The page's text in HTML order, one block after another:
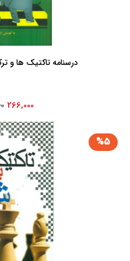
درسنامه‏ تاکتیک ها
266,000
%5